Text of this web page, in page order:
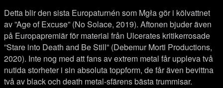
Detta blir den sista Europaturnén som Mgła gör i kölvattnet
av ”Age of Excuse” (No Solace, 2019). Aftonen bjuder även
på Europapremiär för material från Ulcerates kritikerrosade
”Stare into Death and Be Still” (Debemur Morti Productions,
2020). Inte nog med att fans av extrem metal får uppleva två
nutida storheter i sin absoluta toppform, de får även bevittna
två av black och death metal-sfärens bästa trummisar.